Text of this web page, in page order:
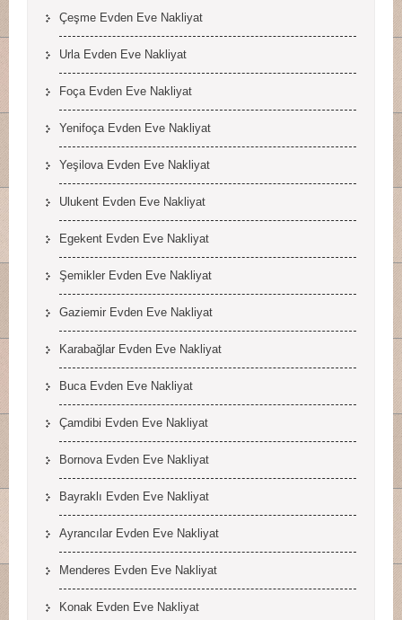
Çeşme Evden Eve Nakliyat
Urla Evden Eve Nakliyat
Foça Evden Eve Nakliyat
Yenifoça Evden Eve Nakliyat
Yeşilova Evden Eve Nakliyat
Ulukent Evden Eve Nakliyat
Egekent Evden Eve Nakliyat
Şemikler Evden Eve Nakliyat
Gaziemir Evden Eve Nakliyat
Karabağlar Evden Eve Nakliyat
Buca Evden Eve Nakliyat
Çamdibi Evden Eve Nakliyat
Bornova Evden Eve Nakliyat
Bayraklı Evden Eve Nakliyat
Ayrancılar Evden Eve Nakliyat
Menderes Evden Eve Nakliyat
Konak Evden Eve Nakliyat